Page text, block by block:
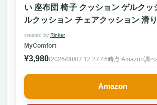
い 座布団 椅子 クッション ゲルクッ
ルクッション チェアクッション 滑
ー付 クリスマス ギフト プレゼント
（グレー）
created by Rinker
MyComfort
¥3,980(2026/08/07 12:27:46時点 Amazon調べ
Amazon